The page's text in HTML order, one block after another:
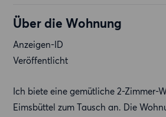
Über die Wohnung
Anzeigen-ID
Veröffentlicht
Ich biete eine gemütliche 2-Zimmer-
Eimsbüttel zum Tausch an. Die